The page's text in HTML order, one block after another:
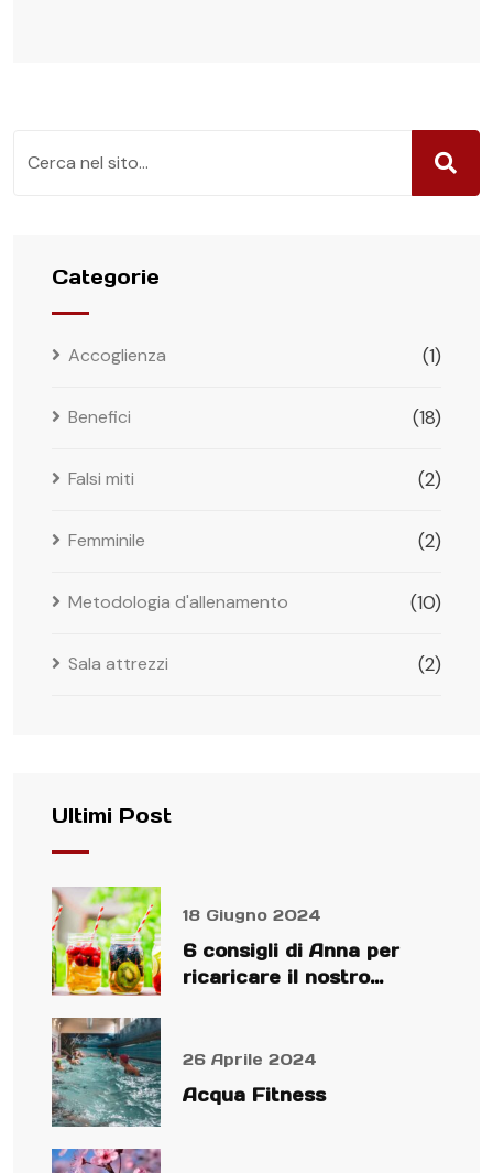
Categorie
Accoglienza (1)
Benefici (18)
Falsi miti (2)
Femminile (2)
Metodologia d'allenamento (10)
Sala attrezzi (2)
Ultimi Post
18 Giugno 2024
6 consigli di Anna per
ricaricare il nostro
26 Aprile 2024
Acqua Fitness